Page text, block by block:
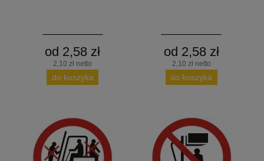
od 2,58 zł
2,10 zł netto
do koszyka
od 2,58 zł
2,10 zł netto
do koszyka